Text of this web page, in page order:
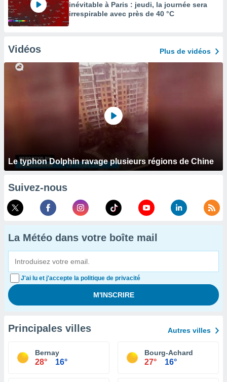
inévitable à Paris : jeudi, la journée sera
irrespirable avec près de 40 °C
Vidéos Plus de vidéos
Le typhon Dolphin ravage plusieurs régions de Chine
Suivez-nous
La Météo dans votre boîte mail
J'ai lu et j'accepte la politique de privacité
Principales villes Autres villes
Bernay
28° 16°
Bourg-Achard
27° 16°